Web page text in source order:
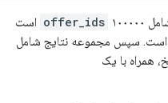
offer_ids است
شده است. سپس مجموعه نتایج شامل
همراه با یک